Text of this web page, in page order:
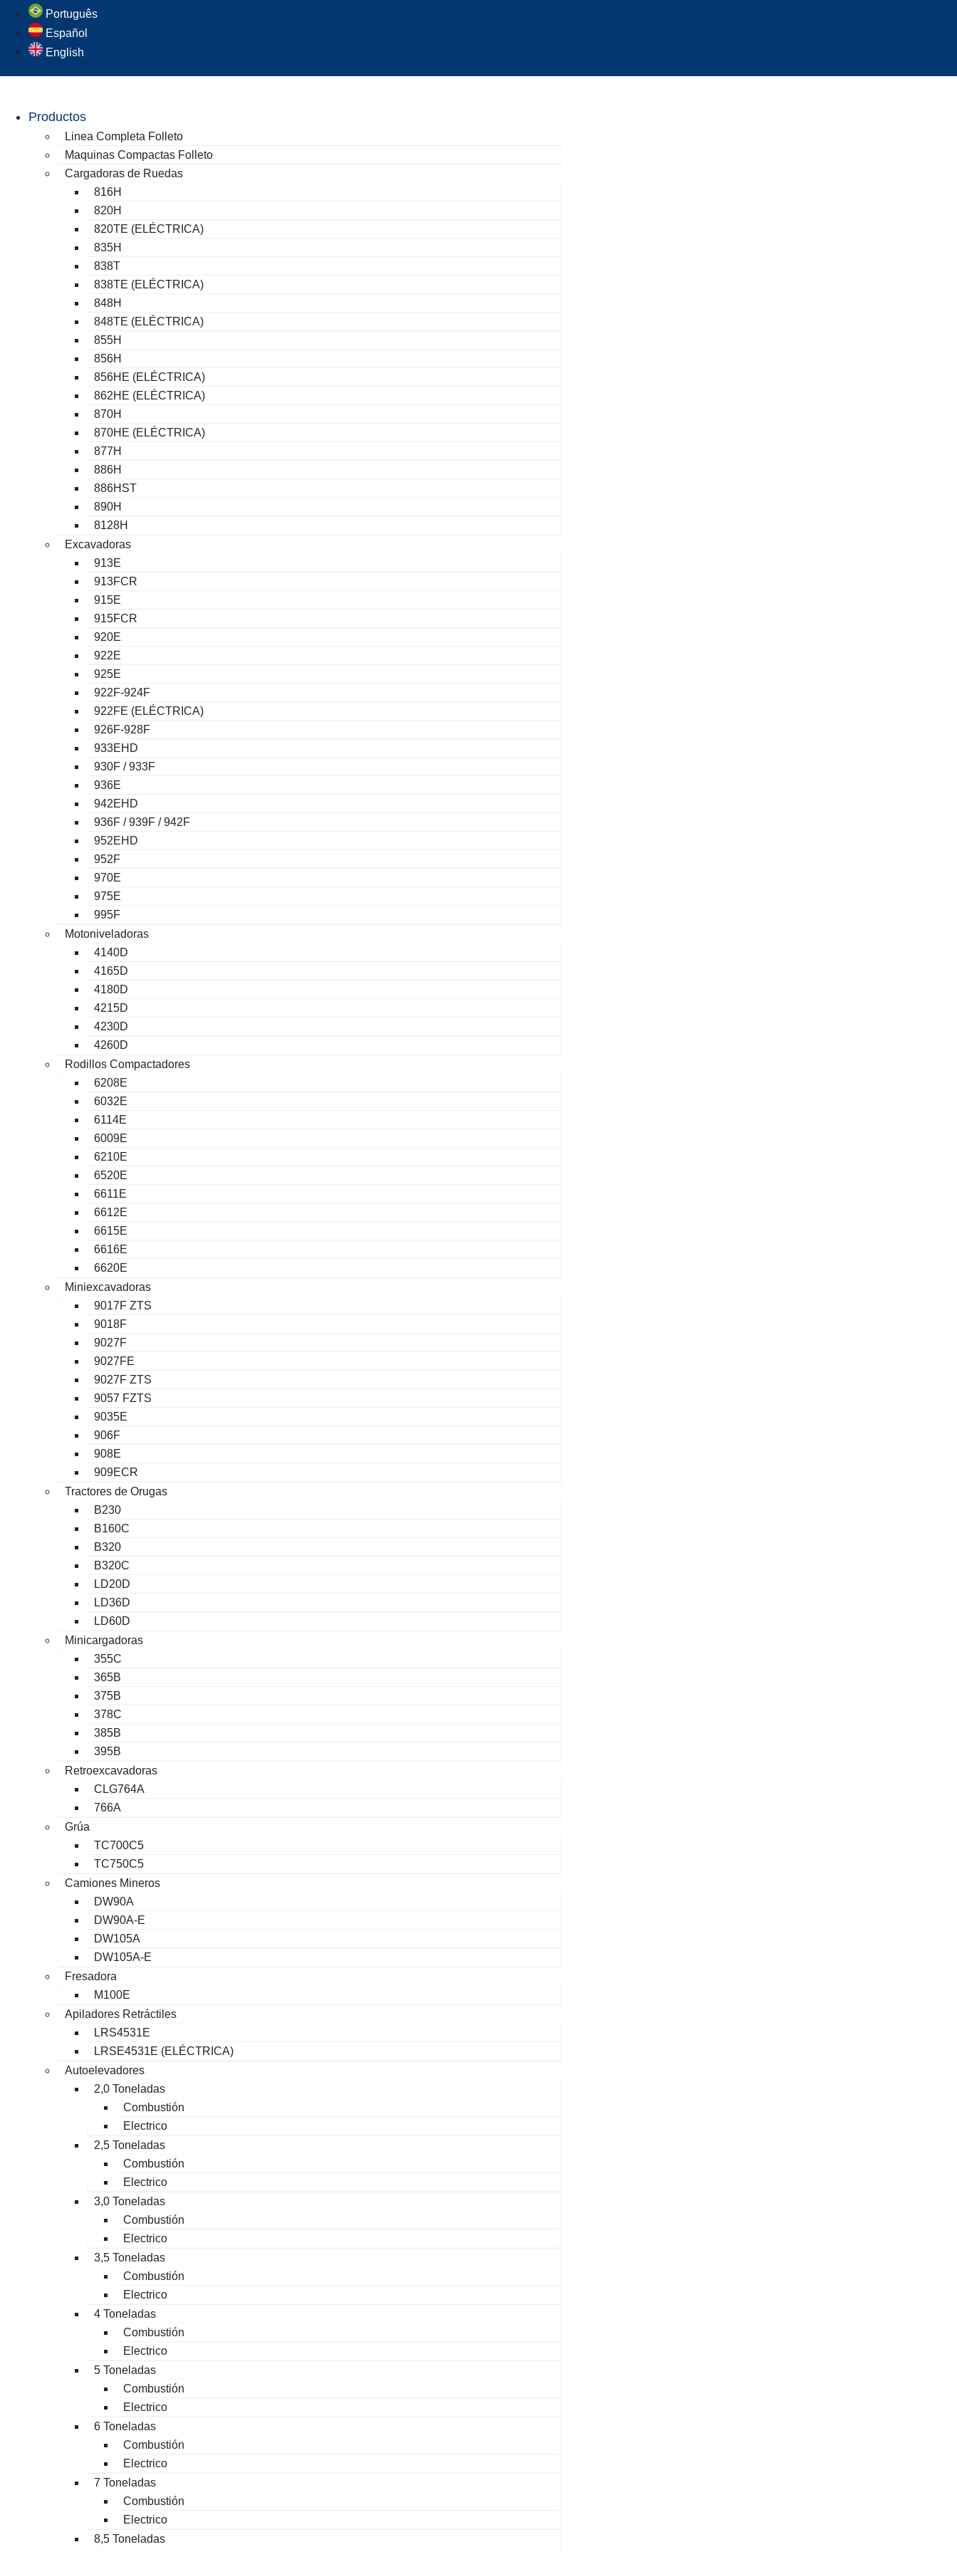
Português
Español
English
Productos
Linea Completa Folleto
Maquinas Compactas Folleto
Cargadoras de Ruedas
816H
820H
820TE (ELÉCTRICA)
835H
838T
838TE (ELÉCTRICA)
848H
848TE (ELÉCTRICA)
855H
856H
856HE (ELÉCTRICA)
862HE (ELÉCTRICA)
870H
870HE (ELÉCTRICA)
877H
886H
886HST
890H
8128H
Excavadoras
913E
913FCR
915E
915FCR
920E
922E
925E
922F-924F
922FE (ELÉCTRICA)
926F-928F
933EHD
930F / 933F
936E
942EHD
936F / 939F / 942F
952EHD
952F
970E
975E
995F
Motoniveladoras
4140D
4165D
4180D
4215D
4230D
4260D
Rodillos Compactadores
6208E
6032E
6114E
6009E
6210E
6520E
6611E
6612E
6615E
6616E
6620E
Miniexcavadoras
9017F ZTS
9018F
9027F
9027FE
9027F ZTS
9057 FZTS
9035E
906F
908E
909ECR
Tractores de Orugas
B230
B160C
B320
B320C
LD20D
LD36D
LD60D
Minicargadoras
355C
365B
375B
378C
385B
395B
Retroexcavadoras
CLG764A
766A
Grúa
TC700C5
TC750C5
Camiones Mineros
DW90A
DW90A-E
DW105A
DW105A-E
Fresadora
M100E
Apiladores Retráctiles
LRS4531E
LRSE4531E (ELÉCTRICA)
Autoelevadores
2,0 Toneladas
Combustión
Electrico
2,5 Toneladas
Combustión
Electrico
3,0 Toneladas
Combustión
Electrico
3,5 Toneladas
Combustión
Electrico
4 Toneladas
Combustión
Electrico
5 Toneladas
Combustión
Electrico
6 Toneladas
Combustión
Electrico
7 Toneladas
Combustión
Electrico
8,5 Toneladas